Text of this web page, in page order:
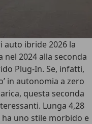
auto ibride 2026 la
nel 2024 alla seconda
Plug-In. Se, infatti,
in autonomia a zero
questa seconda
Lunga 4,28
uno stile morbido e